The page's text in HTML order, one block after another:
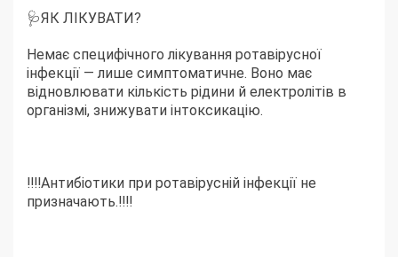
🩺ЯК ЛІКУВАТИ?
Немає специфічного лікування ротавірусної
інфекції — лише симптоматичне. Воно має
відновлювати кількість рідини й електролітів в
організмі, знижувати інтоксикацію.
‼️‼️Антибіотики при ротавірусній інфекції не
призначають.‼️‼️